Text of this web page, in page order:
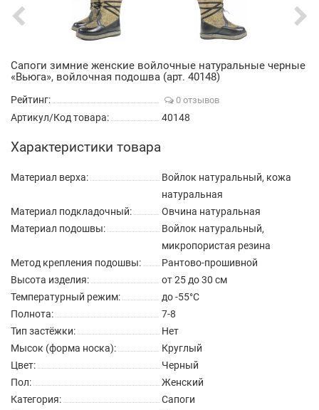
Сапоги зимние женские войлочные натуральные черные
«Вьюга», войлочная подошва (арт. 40148)
Рейтинг: 0 отзывов
Артикул/Код товара: 40148
Характеристики товара
Материал верха:
Войлок натуральный, кожа
натуральная
Материал подкладочный:
Овчина натуральная
Материал подошвы:
Войлок натуральный,
микропористая резина
Метод крепления подошвы:
Рантово-прошивной
Высота изделия:
от 25 до 30 см
Температурный режим:
до -55°C
Полнота:
7-8
Тип застёжки:
Нет
Мысок (форма носка):
Круглый
Цвет:
Черный
Пол:
Женский
Категория:
Сапоги